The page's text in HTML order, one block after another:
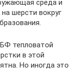
среда и
шерсти вокруг
тепловатой
в этой
Но иногда это